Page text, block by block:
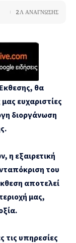
2Λ ΑΝΑΓΝΩΣΗΣ
θα
ευχαριστίες
διοργάνωση
η εξαιρετική
του
αποτελεί
μας,
τις υπηρεσίες